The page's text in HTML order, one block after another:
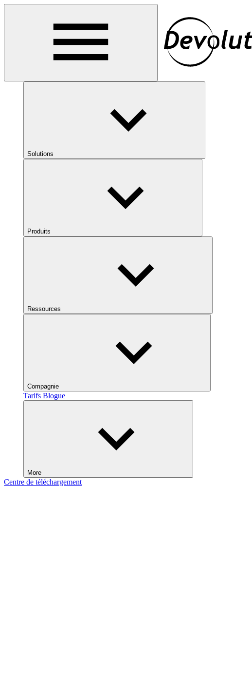
Solutions
Produits
Ressources
Compagnie
Tarifs Blogue
More
Centre de téléchargement